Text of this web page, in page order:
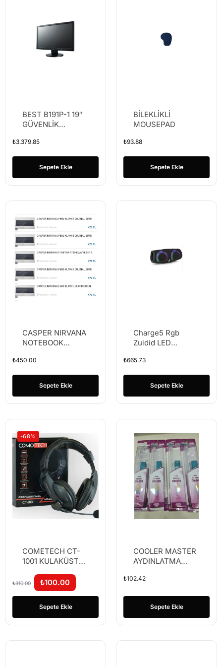
BEST B191P-1 19″
GÜVENLİK
₺3.379.85
Sepete Ekle
BİLEKLİKLİ
MOUSEPAD
₺93.88
Sepete Ekle
CASPER NIRVANA
NOTEBOOK
₺450.00
Sepete Ekle
Charge5 Rgb
Zuidid LED
Hoparlör Speaker
₺665.73
Sepete Ekle
-68%
COMETECH CT-
1001 KULAKÜSTÜ
₺310.00 ₺100.00
Sepete Ekle
COOLER MASTER
AYDINLATMA
₺102.42
Sepete Ekle